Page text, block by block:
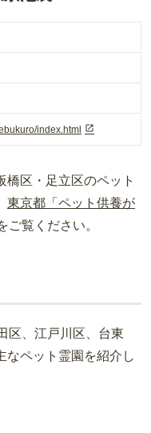
index.html
橋区・足立区のペット
東京都「ペット供養が
ご覧ください。
区、江戸川区、台東
なペット霊園を紹介し